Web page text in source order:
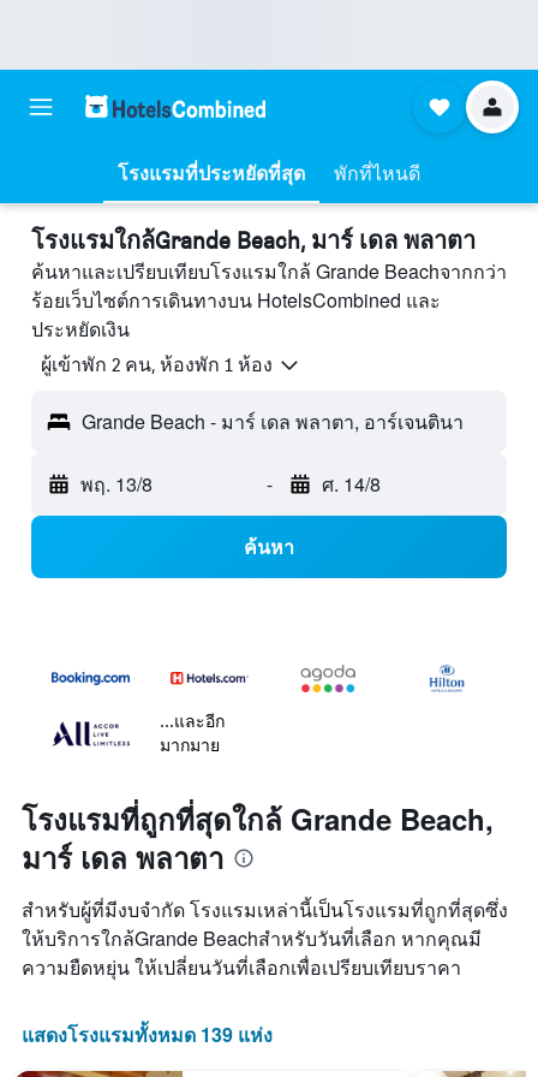
โรงแรมที่ประหยัดที่สุด พักที่ไหนดี
โรงแรมใกล้Grande Beach, มาร์ เดล พลาตา
ค้นหาและเปรียบเทียบโรงแรมใกล้ Grande Beachจากกว่า
ร้อยเว็บไซต์การเดินทางบน HotelsCombined และ
ประหยัดเงิน
ผู้เข้าพัก 2 คน, ห้องพัก 1 ห้อง
Grande Beach - มาร์ เดล พลาตา, อาร์เจนตินา
พฤ. 13/8 - ศ. 14/8
ค้นหา
...และอีก
มากมาย
โรงแรมที่ถูกที่สุดใกล้ Grande Beach,
มาร์ เดล พลาตา
สำหรับผู้ที่มีงบจำกัด โรงแรมเหล่านี้เป็นโรงแรมที่ถูกที่สุดซึ่ง
ให้บริการใกล้Grande Beachสำหรับวันที่เลือก หากคุณมี
ความยืดหยุ่น ให้เปลี่ยนวันที่เลือกเพื่อเปรียบเทียบราคา
แสดงโรงแรมทั้งหมด 139 แห่ง